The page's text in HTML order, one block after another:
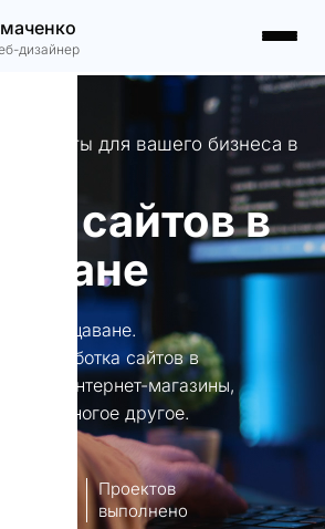
дизайнер
сайты для вашего бизнеса в
сайтов в
в Чаренцаване.
разработка сайтов в
интернет-магазины,
и многое другое.
Проектов
выполнено